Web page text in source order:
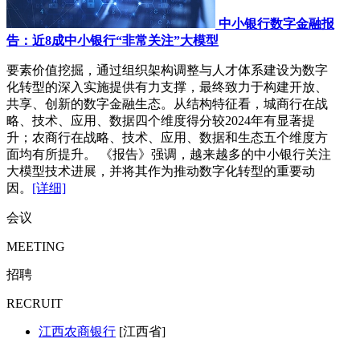
中小银行数字金融报
告：近8成中小银行“非常关注”大模型
要素价值挖掘，通过组织架构调整与人才体系建设为数字
化转型的深入实施提供有力支撑，最终致力于构建开放、
共享、创新的数字金融生态。从结构特征看，城商行在战
略、技术、应用、数据四个维度得分较2024年有显著提
升；农商行在战略、技术、应用、数据和生态五个维度方
面均有所提升。 《报告》强调，越来越多的中小银行关注
大模型技术进展，并将其作为推动数字化转型的重要动
因。 [详细]
会议
MEETING
招聘
RECRUIT
江西农商银行 [江西省]